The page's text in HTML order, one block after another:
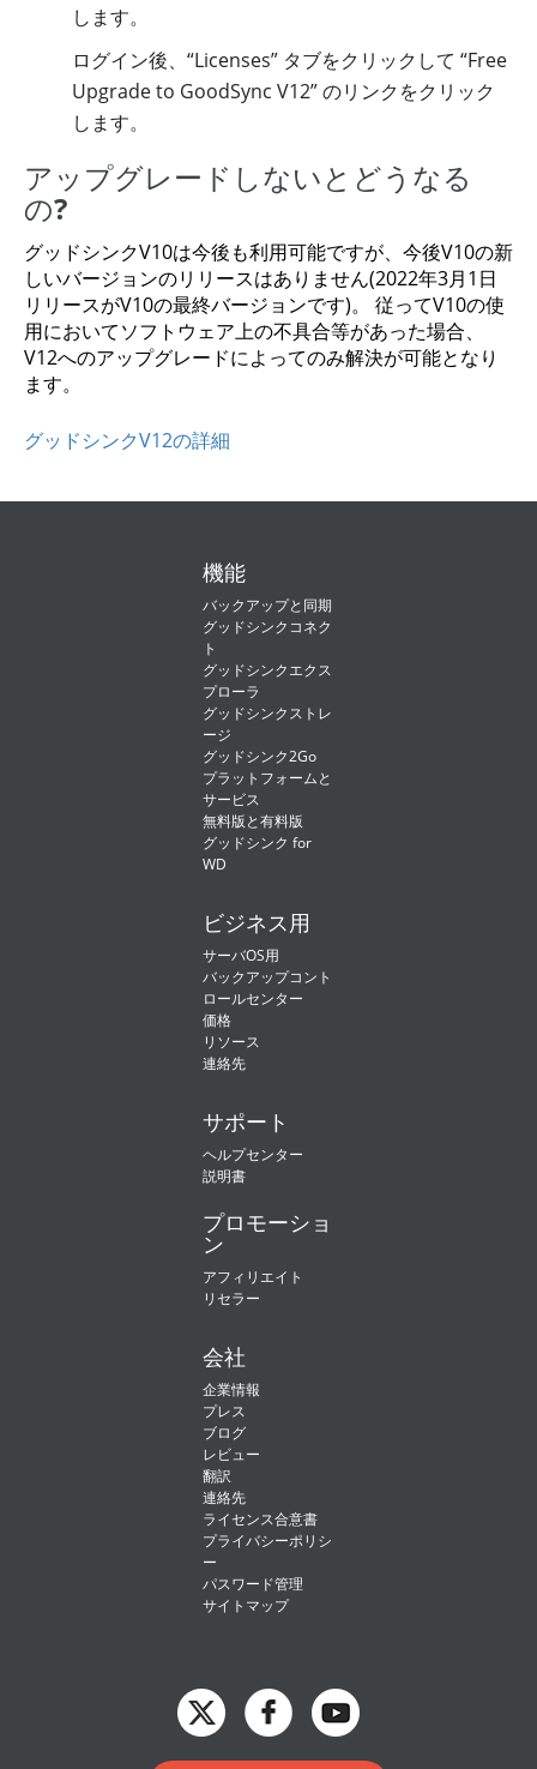
します。
ログイン後、“Licenses” タブをクリックして “Free
Upgrade to GoodSync V12” のリンクをクリック
します。
アップグレードしないとどうなる
の?
グッドシンクV10は今後も利用可能ですが、今後V10の新
しいバージョンのリリースはありません(2022年3月1日
リリースがV10の最終バージョンです)。 従ってV10の使
用においてソフトウェア上の不具合等があった場合、
V12へのアップグレードによってのみ解決が可能となり
ます。
グッドシンクV12の詳細
機能
バックアップと同期
グッドシンクコネク
ト
グッドシンクエクス
プローラ
グッドシンクストレ
ージ
グッドシンク2Go
プラットフォームと
サービス
無料版と有料版
グッドシンク for
WD
ビジネス用
サーバOS用
バックアップコント
ロールセンター
価格
リソース
連絡先
サポート
ヘルプセンター
説明書
プロモーショ
ン
アフィリエイト
リセラー
会社
企業情報
プレス
ブログ
レビュー
翻訳
連絡先
ライセンス合意書
プライバシーポリシ
ー
パスワード管理
サイトマップ